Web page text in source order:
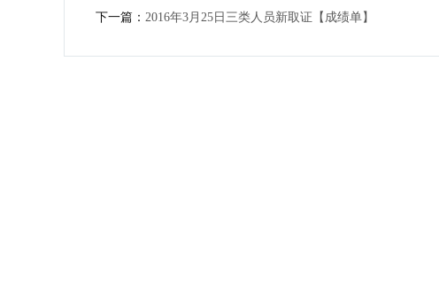
下一篇： 2016年3月25日三类人员新取证【成绩单】